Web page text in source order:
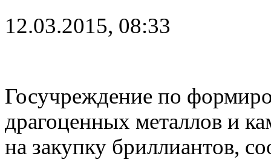
12.03.2015, 08:33
Госучреждение по
драгоценных металлов и
на закупку бриллиантов,